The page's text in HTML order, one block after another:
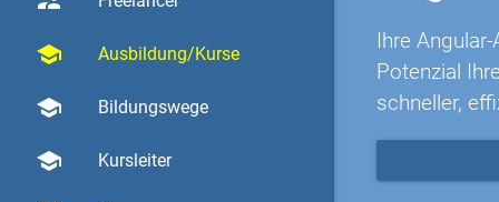
school Ausbildung/Kurse
school Bildungswege
school Kursleiter
Ihre
Potenzial
schneller,